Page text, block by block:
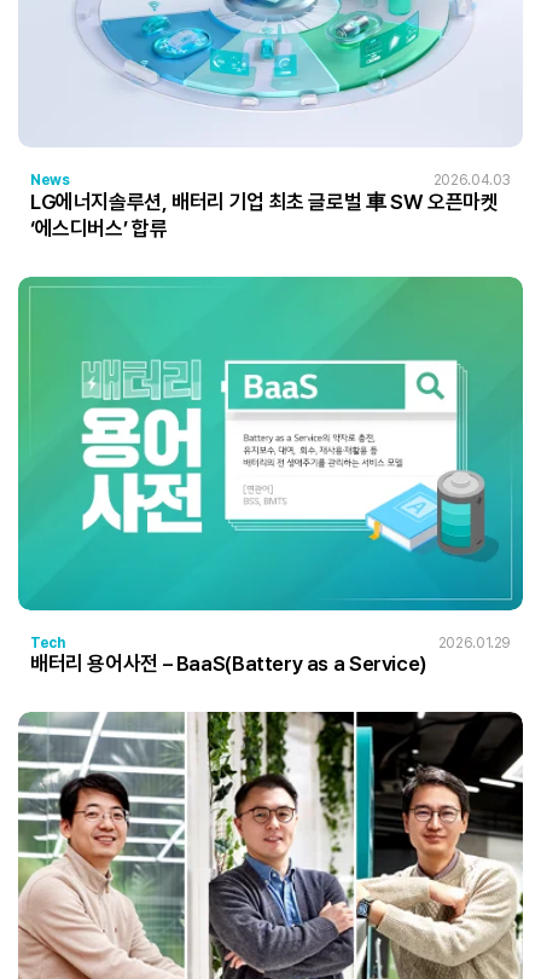
News 2026.04.03
LG에너지솔루션, 배터리 기업 최초 글로벌 車 SW 오픈마켓
‘에스디버스’ 합류
Tech 2026.01.29
배터리 용어사전 – BaaS(Battery as a Service)